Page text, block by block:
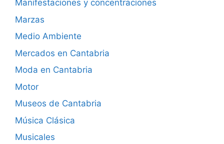
Manifestaciones y concentraciones
Marzas
Medio Ambiente
Mercados en Cantabria
Moda en Cantabria
Motor
Museos de Cantabria
Música Clásica
Musicales